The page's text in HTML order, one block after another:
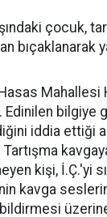
çocuk,
bıçaklanarak
Hasas
Edinilen bilgiye
iddia ettiği
Tartışma
kişi, İ.Ç.'yi
kavga